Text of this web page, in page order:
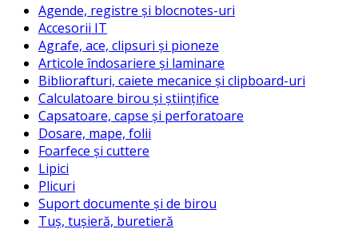
Agende, registre și blocnotes-uri
Accesorii IT
Agrafe, ace, clipsuri și pioneze
Articole îndosariere și laminare
Bibliorafturi, caiete mecanice și clipboard-uri
Calculatoare birou și științifice
Capsatoare, capse și perforatoare
Dosare, mape, folii
Foarfece și cuttere
Lipici
Plicuri
Suport documente și de birou
Tuș, tușieră, buretieră